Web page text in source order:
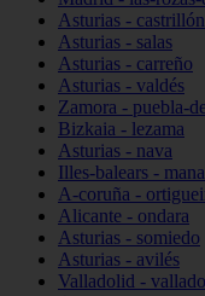
Asturias - castrillón
Asturias - salas
Asturias - carreño
Asturias - valdés
Zamora - puebla-
Bizkaia - lezama
Asturias - nava
Illes-balears -
A-coruña -
Alicante - ondara
Asturias - somiedo
Asturias - avilés
Valladolid -